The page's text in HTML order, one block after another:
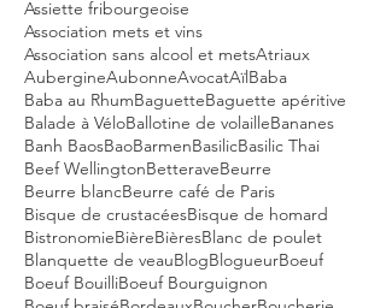
Assiette fribourgeoise
Association mets et vins
Association sans alcool et metsAtriaux
AubergineAubonneAvocatAïlBaba
Baba au RhumBaguetteBaguette apéritive
Balade à VéloBallotine de volailleBananes
Banh BaosBaoBarmenBasilicBasilic Thai
Beef WellingtonBetteraveBeurre
Beurre blancBeurre café de Paris
Bisque de crustacéesBisque de homard
BistronomieBièreBièresBlanc de poulet
Blanquette de veauBlogBlogueurBoeuf
Boeuf BouilliBoeuf Bourguignon